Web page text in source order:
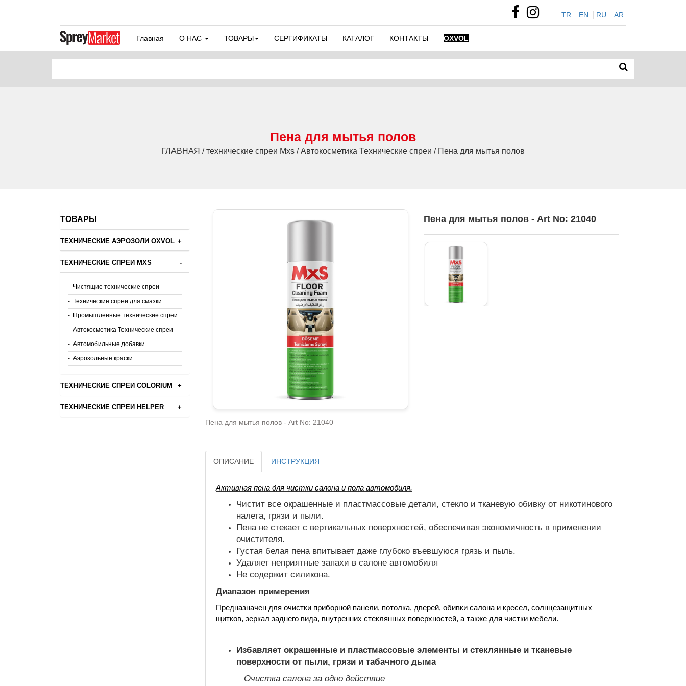
TR EN RU AR
Главная О НАС ТОВАРЫ СЕРТИФИКАТЫ КАТАЛОГ КОНТАКТЫ OXVOL
Пена для мытья полов
ГЛАВНАЯ / технические спреи Mxs / Автокосметика Технические спреи / Пена для мытья полов
ТОВАРЫ
+
ТЕХНИЧЕСКИЕ АЭРОЗОЛИ OXVOL
-
ТЕХНИЧЕСКИЕ СПРЕИ MXS
- Чистящие технические спреи
- Технические спреи для смазки
- Промышленные технические спреи
- Автокосметика Технические спреи
- Автомобильные добавки
- Аэрозольные краски
+
ТЕХНИЧЕСКИЕ СПРЕИ COLORIUM
+
ТЕХНИЧЕСКИЕ СПРЕИ HELPER
Пена для мытья полов - Art No: 21040
Пена для мытья полов - Art No: 21040
ОПИСАНИЕ ИНСТРУКЦИЯ
Активная пена для чистки салона и пола автомобиля.
Чистит все окрашенные и пластмассовые детали, стекло и тканевую обивку от никотинового
налета, грязи и пыли.
Пена не стекает с вертикальных поверхностей, обеспечивая экономичность в применении
очистителя.
Густая белая пена впитывает даже глубоко въевшуюся грязь и пыль.
Удаляет неприятные запахи в салоне автомобиля
Не содержит силикона.
Диапазон примерения
Предназначен для очистки приборной панели, потолка, дверей, обивки салона и кресел, солнцезащитных
щитков, зеркал заднего вида, внутренних стеклянных поверхностей, а также для чистки мебели.
Избавляет окрашенные и пластмассовые элементы и стеклянные и тканевые
поверхности от пыли, грязи и табачного дыма
Очистка салона за одно действие